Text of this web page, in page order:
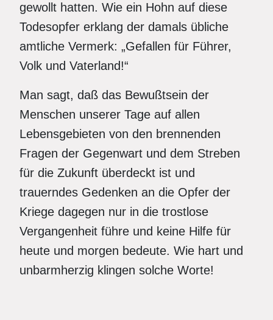
gewollt hatten. Wie ein Hohn auf diese
Todesopfer erklang der damals übliche
amtliche Vermerk: „Gefallen für Führer,
Volk und Vaterland!“
Man sagt, daß das Bewußtsein der
Menschen unserer Tage auf allen
Lebensgebieten von den brennenden
Fragen der Gegenwart und dem Streben
für die Zukunft überdeckt ist und
trauerndes Gedenken an die Opfer der
Kriege dagegen nur in die trostlose
Vergangenheit führe und keine Hilfe für
heute und morgen bedeute. Wie hart und
unbarmherzig klingen solche Worte!